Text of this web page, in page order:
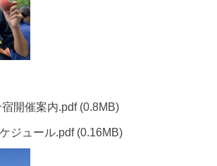
開催案内.pdf (0.8MB)
ジュール.pdf (0.16MB)